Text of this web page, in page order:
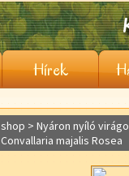
Hírek
shop > Nyáron nyíló
Convallaria majalis Rosea